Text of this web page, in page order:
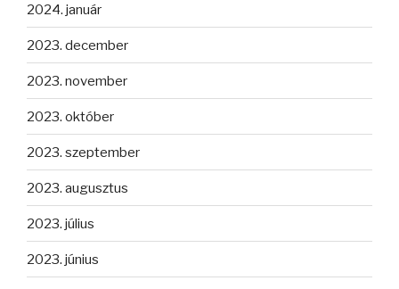
2024. január
2023. december
2023. november
2023. október
2023. szeptember
2023. augusztus
2023. július
2023. június